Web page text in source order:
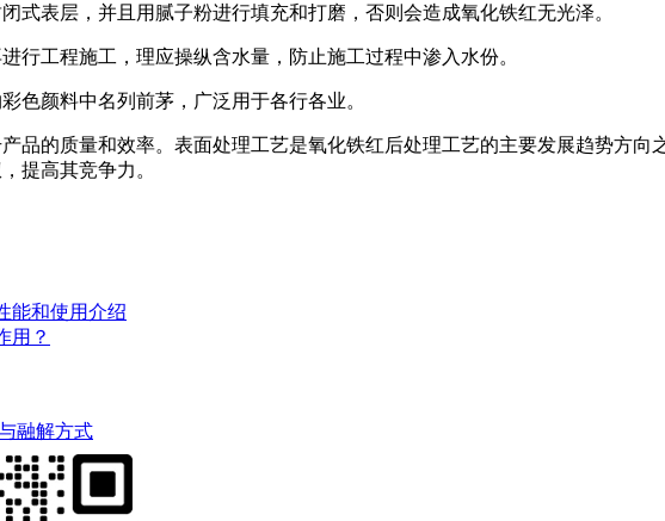
表层，并且用腻子粉进行填充和打磨，否则会造成氧化铁红无光泽。
行工程施工，理应操纵含水量，防止施工过程中渗入水份。
色颜料中名列前茅，广泛用于各行各业。
品的质量和效率。表面处理工艺是氧化铁红后处理工艺的主要发展趋势方
提高其竞争力。
能和使用介绍
用？
融解方式